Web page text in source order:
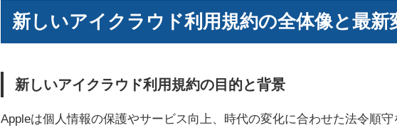
新しいアイクラウド利用規約の全体像と最新
新しいアイクラウド利用規約の目的と背景
Appleは個人情報の保護やサービス向上、時代の変化に合わせた法令順